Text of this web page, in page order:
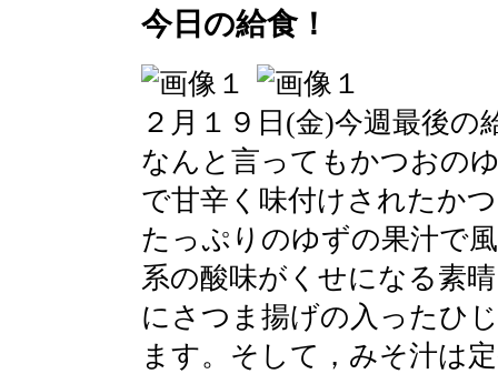
今日の給食！
２月１９日(金)今週最後の
なんと言ってもかつおの
で甘辛く味付けされたか
たっぷりのゆずの果汁で
系の酸味がくせになる素
にさつま揚げの入ったひ
ます。そして，みそ汁は